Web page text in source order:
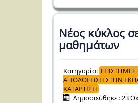
Νέος κύκλος
μαθημάτων
Κατηγορία:
ΑΞΙΟΛΟΓΗΣΗ ΣΤΗΝ
ΚΑΤΑΡΤΙΣΗ
Δημοσιεύθηκε : 23